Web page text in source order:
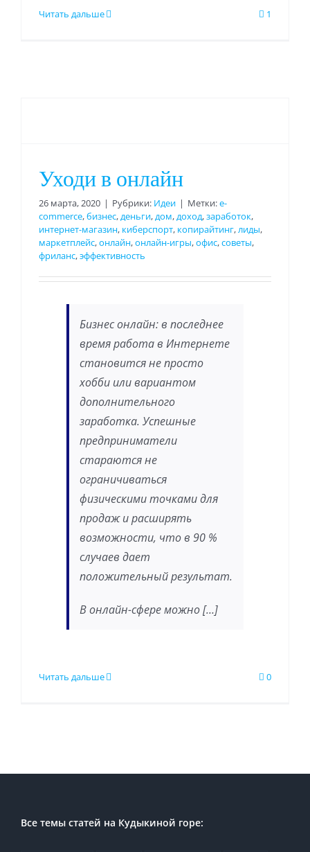
Читать дальше 1
Уходи в онлайн
26 марта, 2020 | Рубрики: Идеи | Метки:e-
commerce,бизнес,деньги,дом,доход,заработок,
интернет-магазин, киберспорт, копирайтинг,лиды,
маркетплейс,онлайн,онлайн-игры,офис,советы,
фриланс,эффективность
Бизнес онлайн: в последнее
время работа в Интернете
становится не просто
хобби или вариантом
дополнительного
заработка. Успешные
предприниматели
стараются не
ограничиваться
физическими точками для
продаж и расширять
возможности, что в 90 %
случаев дает
положительный результат.
В онлайн-сфере можно […]
Читать дальше 0
Все темы статей на Кудыкиной горе: